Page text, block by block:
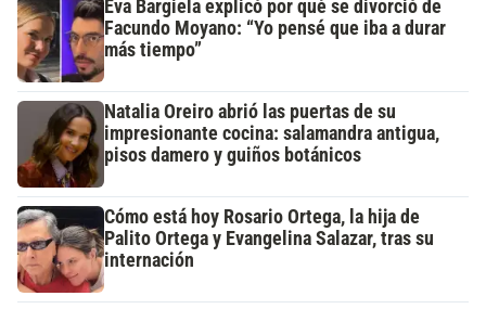
Eva Bargiela explicó por qué se divorció de
Facundo Moyano: “Yo pensé que iba a durar
más tiempo”
Natalia Oreiro abrió las puertas de su
impresionante cocina: salamandra antigua,
pisos damero y guiños botánicos
Cómo está hoy Rosario Ortega, la hija de
Palito Ortega y Evangelina Salazar, tras su
internación